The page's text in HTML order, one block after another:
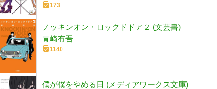
173
ノッキンオン・ロックドドア２ (文芸書)
青崎有吾
1140
僕が僕をやめる日 (メディアワークス文庫)